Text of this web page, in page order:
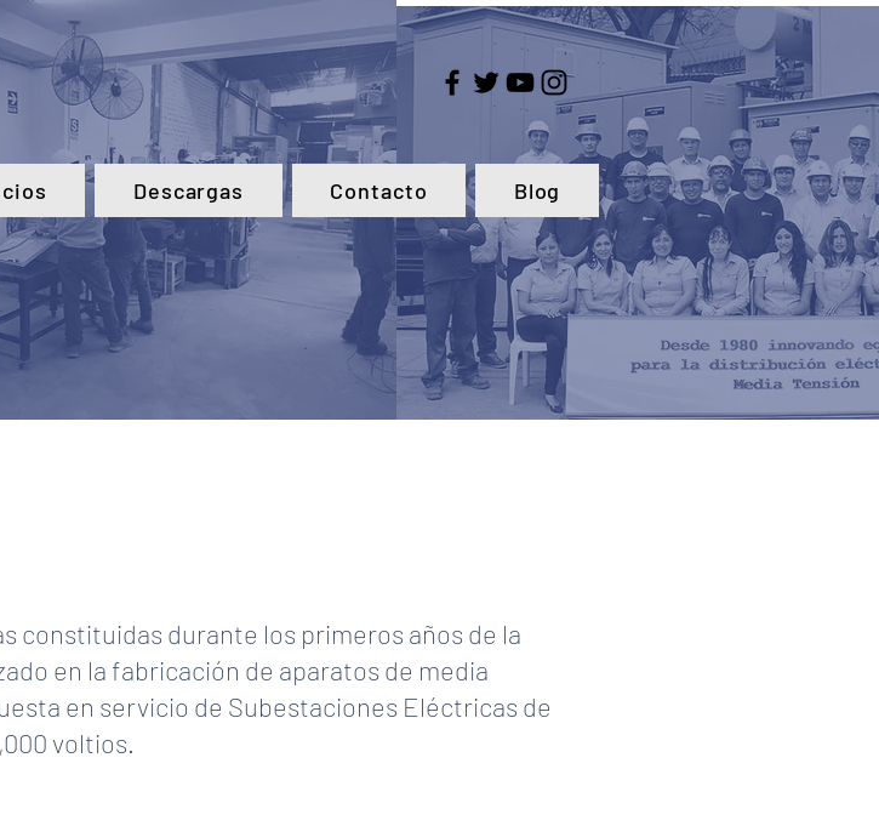
Descargas Contacto Blog
constituidas durante los primeros años de la
en la fabricación de aparatos de media
en servicio de Subestaciones Eléctricas de
voltios.